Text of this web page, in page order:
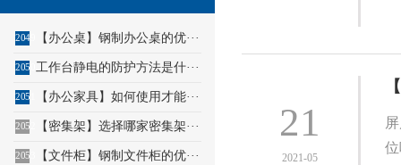
2049 【办公桌】钢制办公桌的优···
2050 工作台静电的防护方法是什···
2051 【办公家具】如何使用才能···
2052 【密集架】选择哪家密集架···
2053 【文件柜】钢制文件柜的优···
21
2021-05